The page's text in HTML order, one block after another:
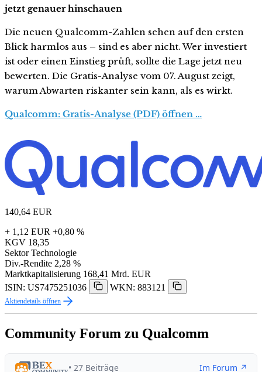
jetzt genauer hinschauen
Die neuen Qualcomm-Zahlen sehen auf den ersten
Blick harmlos aus – sind es aber nicht. Wer investiert
ist oder einen Einstieg prüft, sollte die Lage jetzt neu
bewerten. Die Gratis-Analyse vom 07. August zeigt,
warum Abwarten riskanter sein kann, als es wirkt.
Qualcomm: Gratis-Analyse (PDF) öffnen …
140,64 EUR
+ 1,12 EUR +0,80 %
KGV 18,35
Sektor Technologie
Div.-Rendite 2,28 %
Marktkapitalisierung 168,41 Mrd. EUR
ISIN: US7475251036
WKN: 883121
Aktiendetails öffnen
Community Forum zu Qualcomm